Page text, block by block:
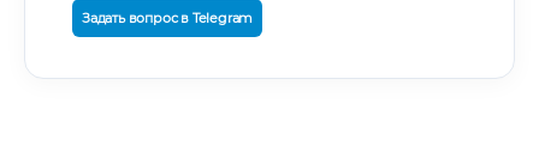
Задать вопрос в Telegram